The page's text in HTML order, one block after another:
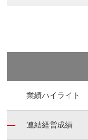
業績ハイライト
連結経営成績